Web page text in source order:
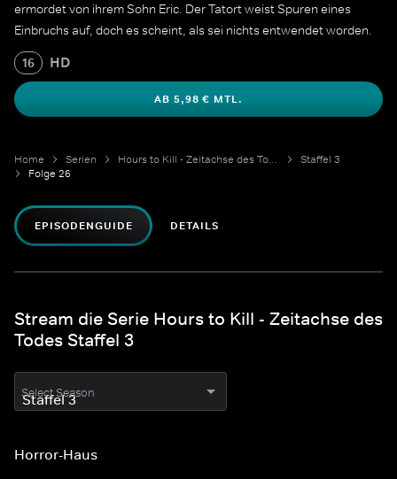
ermordet von ihrem Sohn Eric. Der Tatort weist Spuren eines
Einbruchs auf, doch es scheint, als sei nichts entwendet worden.
16 HD
AB 5,98 € MTL.
Home Serien Hours to Kill - Zeitachse des Todes
Staffel 3
Folge 26
EPISODENGUIDE DETAILS
Stream die Serie Hours to Kill - Zeitachse des
Todes Staffel 3
Select Season
Horror-Haus